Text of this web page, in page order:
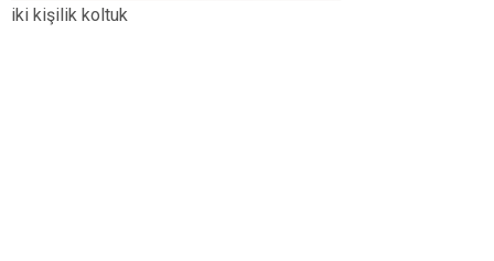
iki kişilik koltuk